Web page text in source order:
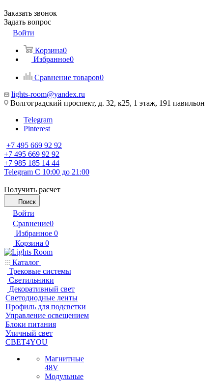
Заказать звонок
Задать вопрос
Войти
Корзина0
Избранное0
Сравнение товаров0
lights-room@yandex.ru
Волгоградский проспект, д. 32, к25, 1 этаж, 191 павильон
Telegram
Pinterest
+7 495 669 92 92
+7 495 669 92 92
+7 985 185 14 44
Telegram С 10:00 до 21:00
Получить расчет
Поиск
Войти
Сравнение0
Избранное 0
Корзина 0
Каталог
Трековые системы
Светильники
Декоративный свет
Светодиодные ленты
Профиль для подсветки
Управление освещением
Блоки питания
Уличный свет
СВЕТ4YOU
Магнитные
48V
Модульные